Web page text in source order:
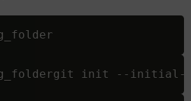
init --initial-